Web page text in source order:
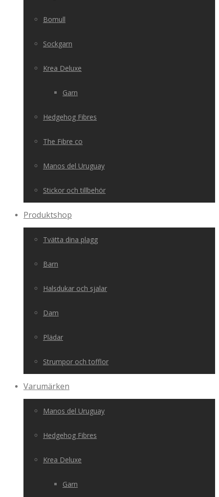
Bomull
Sockgarn
Krea Deluxe
Garn
Hedgehog Fibres
The Fibre co
Manos del Uruguay
Stickor och tillbehör
Produktshop
Tvätta dina plagg
Barn
Halsdukar och sjalar
Dam
Plädar
Strumpor och tofflor
Varumärken
Manos del Uruguay
Hedgehog Fibres
Krea Deluxe
Garn